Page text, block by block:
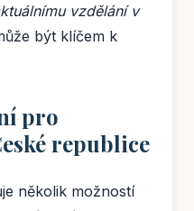
vzdělání v
být klíčem k
pro
republice
několik možností